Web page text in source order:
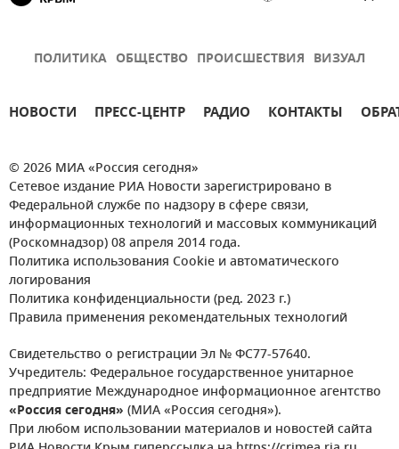
ПОЛИТИКА ОБЩЕСТВО ПРОИСШЕСТВИЯ ВИЗУАЛ
НОВОСТИ ПРЕСС-ЦЕНТР РАДИО КОНТАКТЫ
© 2026 МИА «Россия сегодня»
Сетевое издание РИА Новости зарегистрировано в
Федеральной службе по надзору в сфере связи,
информационных технологий и массовых коммуникаций
(Роскомнадзор) 08 апреля 2014 года.
Политика использования Cookie и автоматического
логирования
Политика конфиденциальности (ред. 2023 г.)
Правила применения рекомендательных технологий
Свидетельство о регистрации Эл № ФС77-57640.
Учредитель: Федеральное государственное унитарное
предприятие Международное информационное агентство
«Россия сегодня» (МИА «Россия сегодня»).
При любом использовании материалов и новостей сайта